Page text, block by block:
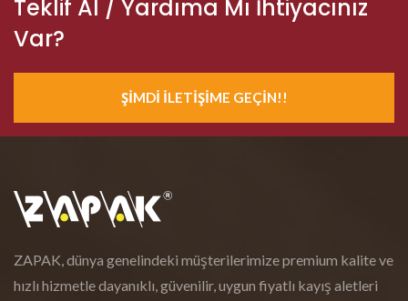
Teklif Al / Yardıma Mı İhtiyacınız
Var?
ŞIMDI İLETIŞIME GEÇIN!!
ZAPAK, dünya genelindeki müşterilerimize premium kalite ve
hızlı hizmetle dayanıklı, güvenilir, uygun fiyatlı kayış aletleri